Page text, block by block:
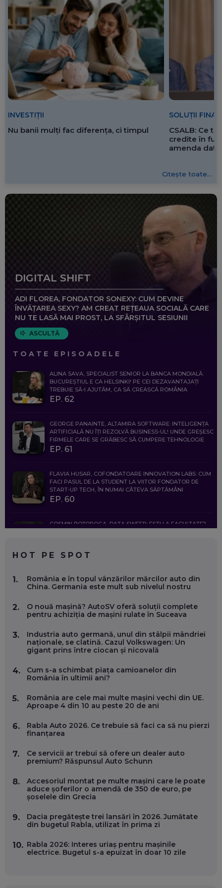
INVESTIȚII
Nu banii mulți fac diferența, ci timpul
SOLUȚII
CSALB: Ce
credite în
amenda
Citește toate...
DIGITAL SHIFT
ADI FLOREA, FONDATOR SONEXY: CUM DEVINE
ÎNVĂȚAREA SEXY? AM CREAT REȚEAUA SOCIALĂ CARE
NU TE LASĂ MAI PROST, LA SFÂRȘITUL SESIUNII
ASCULTĂ
TOATE EPISOADELE
ALINA SAVA, SPECIALIST SENIOR LA BANCA MONDIALĂ:
BUCUREȘTIUL E CA HELSINKI! PE CEI DEZAVANTAJAȚI
TREBUIE SĂ-I AJUTĂM, CA SĂ CREASCĂ ROMÂNIA
EP. 62
GEORGE PANAINTE, ALTAMIRA SOFTWARE: INTELIGENȚA
ARTIFICIALĂ NU ÎȚI REZOLVĂ BUSINESS-UL! UNDE GREȘESC
FIRMELE CARE SE GRĂBESC SĂ CUMPERE TEHNOLOGIE
EP. 61
FLAVIA HUSAR, COFONDATOARE INNOVATION LABS: CUM
FACI PASUL DE LA STUDENT LA VIITOR FONDATOR DE
START-UP TECH, ÎN NUMAI CÂTEVA SĂPTĂMÂNI
EP. 60
COSMIN BOȚOROGA, DATA SWEEP: EȘTI LA FACULTATE?
FOLOSEȘTI TEHNOLOGIA CA SĂ FII MAI BUN LA JOB. ȘI CUM
SE VA SCHIMBA MUNCA, ÎN URMĂTORII ANI
FOLOSEȘTI TEHNOLOGIA CA SĂ ÎȚI DESCHIZI DRUMUL
CĂTRE ARTĂ, LA NIVEL GLOBAL
EP. 57
ANDREI AVĂDANEI, BIT SENTINEL: CUM ÎȚI PROTEJEZI
EFICIENT VIAȚA ONLINE. ȘI CARE SUNT PRIMII PAȘI ÎNTR-O
EP. 56
DOINA VÎLCEANU, CONTENTSPEED: VREI SUCCES ONLINE?
ÎNVAȚĂ AEO ȘI GEO!
WASHINGTON, OCHELARI INTELIGENȚI ȘI FERME
VERTICALE FĂRĂ PĂMÂNT
EP. 54
VALENTIN VANCEA, CEO AL PATRIA BANK: AUTOMATIZĂM
EP. 53
HOT PE SPOT
1.
România e în topul vânzărilor mărcilor auto din
China. Germania este mult sub nivelul nostru
2.
O nouă mașină? AutoSV oferă soluții complete
pentru achiziția de mașini rulate în Suceava
3.
Industria auto germană, unul din stâlpii mândriei
naționale, se clatină. Cazul Volkswagen: Un
gigant prins între ciocan și nicovală
4.
Cum s-a schimbat piața camioanelor din
România în ultimii ani?
5.
România are cele mai multe mașini vechi din UE.
Aproape 4 din 10 au peste 20 de ani
6.
Rabla Auto 2026. Ce trebuie să faci ca să nu pierzi
finanțarea
7.
Ce servicii ar trebui să ofere un dealer auto
premium? Răspunsul Auto Schunn
8.
Accesoriul montat pe multe mașini care le poate
aduce șoferilor o amendă de 350 de euro, pe
șoselele din Grecia
9.
Dacia pregătește trei lansări în 2026. Jumătate
din bugetul Rabla, utilizat în prima zi
10. Rabla 2026: Interes uriaș pentru mașinile
electrice. Bugetul s-a epuizat în doar 10 zile